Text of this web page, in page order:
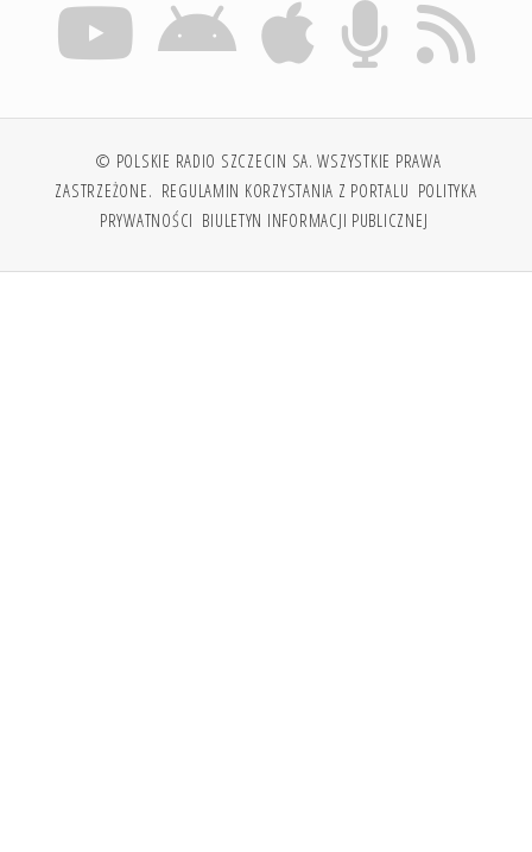
© POLSKIE RADIO SZCZECIN SA. WSZYSTKIE PRAWA
ZASTRZEŻONE. REGULAMIN KORZYSTANIA Z PORTALU POLITYKA
PRYWATNOŚCI BIULETYN INFORMACJI PUBLICZNEJ